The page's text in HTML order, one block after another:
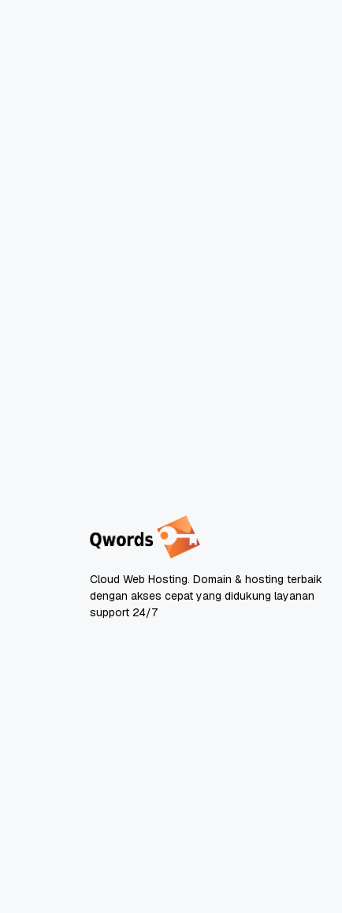
Cloud Web Hosting. Domain & hosting terbaik
dengan akses cepat yang didukung layanan
support 24/7